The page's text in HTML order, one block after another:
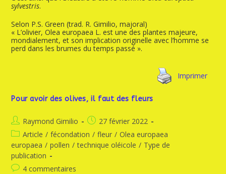
sylvestris.
Selon P.S. Green (trad. R. Gimilio, majoral)
« L’olivier, Olea europaea L. est une des plantes majeure,
mondialement, et son implication originelle avec l’homme se
perd dans les brumes du temps passé ».
Imprimer
Pour avoir des olives, il faut des fleurs
Raymond Gimilio
27 février 2022
Article / fécondation / fleur / Olea europaea
europaea / pollen / technique oléicole / Type de
publication
4 commentaires